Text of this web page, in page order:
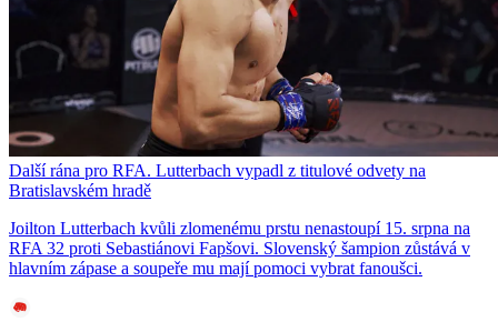
Další rána pro RFA. Lutterbach vypadl z titulové odvety na
Bratislavském hradě
Joilton Lutterbach kvůli zlomenému prstu nenastoupí 15. srpna na
RFA 32 proti Sebastiánovi Fapšovi. Slovenský šampion zůstává v
hlavním zápase a soupeře mu mají pomoci vybrat fanoušci.